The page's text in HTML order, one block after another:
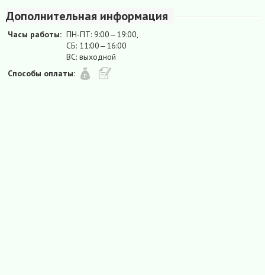
Дополнительная информация
Часы работы: ПН-ПТ: 9:00—19:00,
СБ: 11:00—16:00
ВС: выходной
Способы оплаты: